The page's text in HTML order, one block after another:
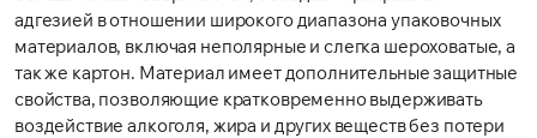
адгезией в отношении широкого диапазона упаковочных
материалов, включая неполярные и слегка шероховатые, а
так же картон. Материал имеет дополнительные защитные
свойства, позволяющие кратковременно выдерживать
воздействие алкоголя, жира и других веществ без потери